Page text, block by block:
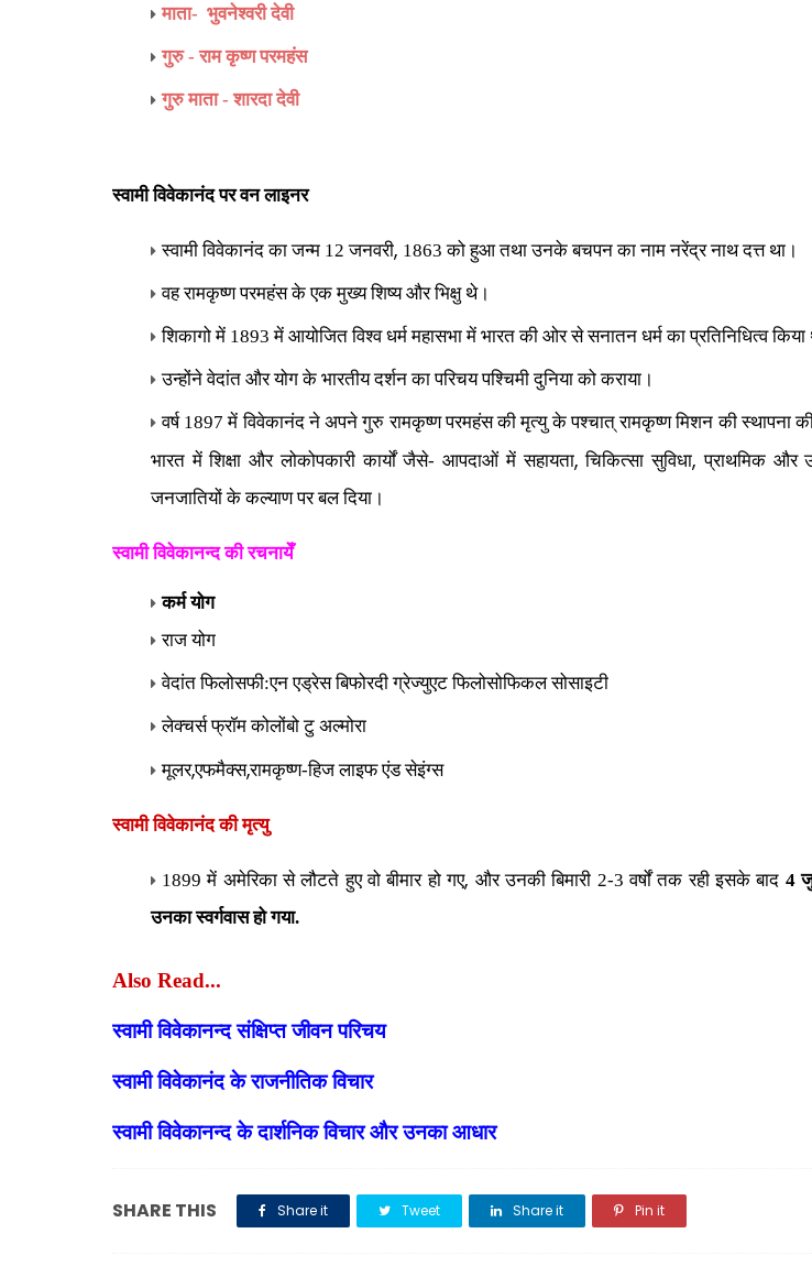
माता- भुवनेश्वरी देवी
गुरु-राम कृष्ण परमहंस
गुरु माता - शारदा देवी
स्वामी विवेकानंद परवन लाइनर
स्वामी विवेकानंद का जन्म 12 जनवरी, 1863 को हुआ तथा उनके बचपन का नाम नरेंद्र नाथ दत्त था।
वह रामकृष्ण परमहंस के एक मुख्य शिष्य और भिक्षु थे।
शिकागो में 1893 में आयोजित विश्व धर्म महासभा में भारत की ओर से सनातन धर्म का प्रतिनिधित्व किया
उन्होंने वेदांत और योग के भारतीय दर्शन का परिचय पश्चिमी दुनिया को कराया।
वर्ष 1897 में विवेकानंद ने अपने गुरु रामकृष्ण परमहंस की मृत्यु के पश्चात् रामकृष्ण मिशन की स्थापना
भारत में शिक्षा और लोकोपकारी कार्यों जैसे- आपदाओं में सहायता,चिकित्सा सुविधा,प्राथमिक और
जनजातियों के कल्याण पर बल दिया।
स्वामी विवेकानन्द की रचनायेँ
कर्म योग
राज योग
वेदांत फिलोसफी:एन एड्रेस बिफोरदी ग्रेज्युएट फिलोसोफिकल सोसाइटी
लेक्चर्स फ्रॉम कोलोंबो टु अल्मोरा
मूलर,एफमैक्स,रामकृष्ण-हिज लाइफ एंड सेइंग्स
स्वामी विवेकानंद की मृत्यु
1899 में अमेरिका से लौटते हुए वो बीमार हो गए, और उनकी बिमारी 2-3 वर्षों तक रही इसके बाद 4
उनका स्वर्गवास हो गया.
Also Read...
स्वामी विवेकानन्द संक्षिप्त जीवन परिचय
स्वामी विवेकानंद के राजनीतिक विचार
स्वामी विवेकानन्द के दार्शनिक विचार और उनका आधार
SHARE THIS Share it Tweet Share it Pin it